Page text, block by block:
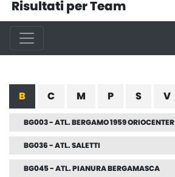
Risultati per Team
B C M P S V
BG003 - ATL. BERGAMO 1959 ORIOCENTER
BG036 - ATL. SALETTI
BG045 - ATL. PIANURA BERGAMASCA